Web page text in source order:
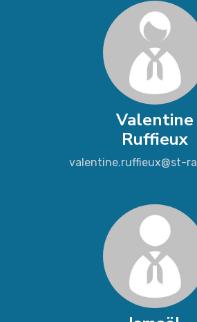
Valentine
Ruffieux
valentine.ruffieux@st-